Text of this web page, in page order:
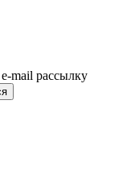
mail рассылку